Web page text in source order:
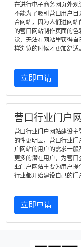
在进行电子商务网页外观
不能为了吸引营口用户
合网站，因为人们进网站
的营口网站制作页面的
觉，无法在网站里获得
样浏览的时候才更加舒适。
立即申请
营口行业门户
营口行业门户网站建设
的性更明显，营口行业门
户网站的用户的需求一
更多的潜在用户，为营
业门户网站主要为用户
行业都开始建设自己的门
立即申请